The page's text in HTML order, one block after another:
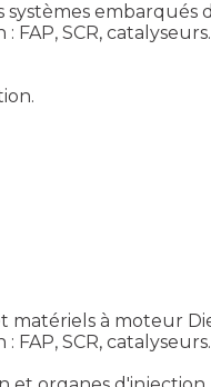
embarqués
SCR, catalyseurs.
matériels à moteur
SCR, catalyseurs.